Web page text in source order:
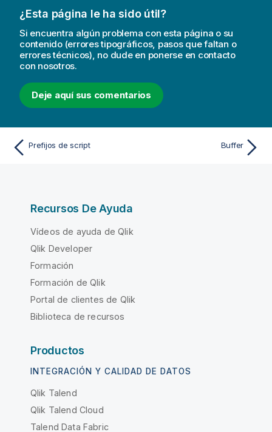
¿Esta página le ha sido útil?
Si encuentra algún problema con esta página o su
contenido (errores tipográficos, pasos que faltan o
errores técnicos), no dude en ponerse en contacto
con nosotros.
Deje aquí sus comentarios
Prefijos de script Buffer
Recursos De Ayuda
Vídeos de ayuda de Qlik
Qlik Developer
Formación
Formación de Qlik
Portal de clientes de Qlik
Biblioteca de recursos
Productos
INTEGRACIÓN Y CALIDAD DE DATOS
Qlik Talend
Qlik Talend Cloud
Talend Data Fabric